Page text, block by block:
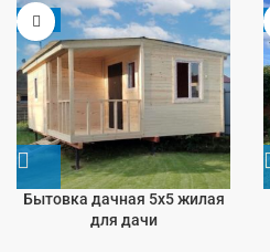
-5%
Бытовка дачная 5х5 жилая
для дачи